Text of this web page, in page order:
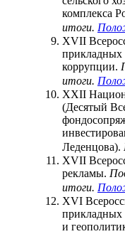
комплекса
итоги.
XVII
прикладных
коррупции.
итоги.
XXII
(Десятый
Леденцова).
XVII
рекламы.
итоги.
XVI
прикладных
и